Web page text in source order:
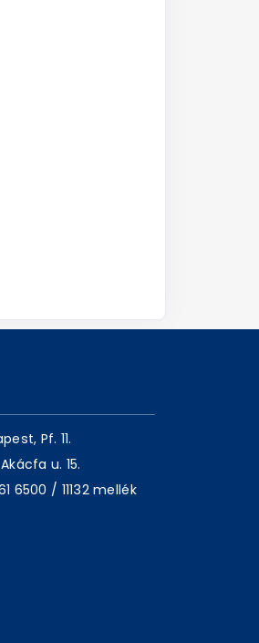
Pf. 11.
u. 15.
6500 / 11132 mellék